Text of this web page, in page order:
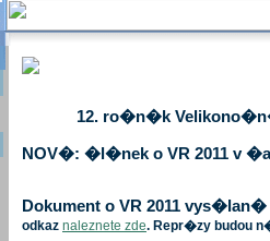
12. ro�n�k
NOV�: �l�nek o VR 2011 v
Dokument o VR 2011
odkaz naleznete zde. Repr�zy budou